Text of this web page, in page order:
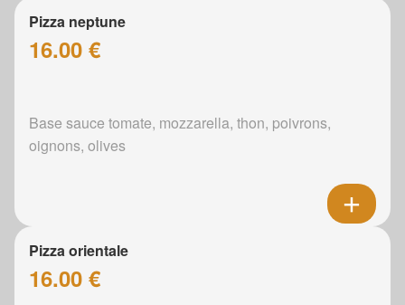
Pizza neptune
16.00 €
Base sauce tomate, mozzarella, thon, poivrons,
oignons, olives
Pizza orientale
16.00 €